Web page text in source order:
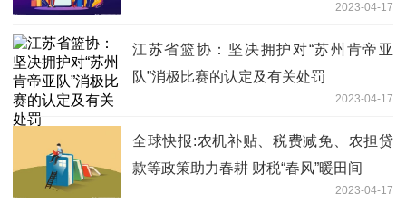
2023-04-17
江苏省篮协：坚决拥护对“苏州肯帝亚
队”消极比赛的认定及有关处罚
2023-04-17
全球快报:农机补贴、税费减免、农担贷
款等政策助力春耕 财税“春风”暖田间
2023-04-17